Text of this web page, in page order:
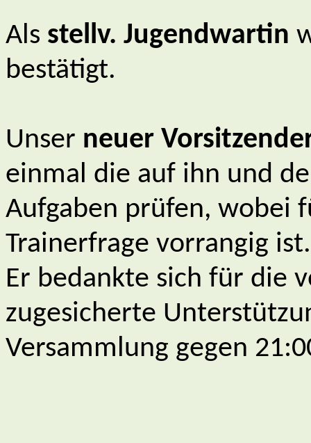
Als stellv. Jugendwartin
bestätigt.
Unser neuer
einmal die auf ihn und
Aufgaben prüfen, wobei
Trainerfrage vorrangig ist.
Er bedankte sich für die
zugesicherte
Versammlung gegen